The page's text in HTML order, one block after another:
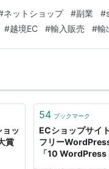
に対応・Shopifyへ
ネットショップ #副業 #
#越境EC #輸入販売 #輸
ョッ
賞
54 ブックマーク
ECショップサイ
フリー
「10 WordPress